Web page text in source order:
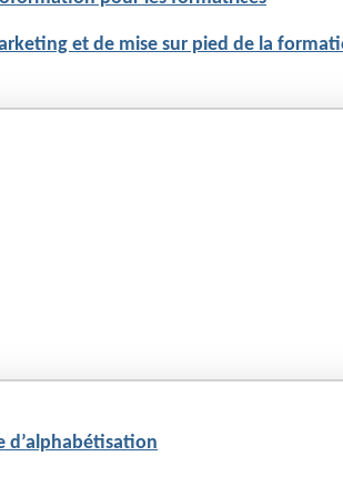
et de mise sur pied de la
d’alphabétisation